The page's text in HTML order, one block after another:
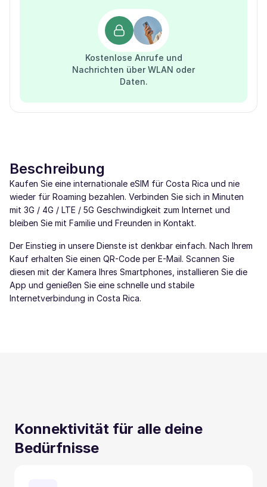
Kostenlose Anrufe und
Nachrichten über WLAN oder
Daten.
Beschreibung
Kaufen Sie eine internationale eSIM für Costa Rica und nie
wieder für Roaming bezahlen. Verbinden Sie sich in Minuten
mit 3G / 4G / LTE / 5G Geschwindigkeit zum Internet und
bleiben Sie mit Familie und Freunden in Kontakt.
Der Einstieg in unsere Dienste ist denkbar einfach. Nach Ihrem
Kauf erhalten Sie einen QR-Code per E-Mail. Scannen Sie
diesen mit der Kamera Ihres Smartphones, installieren Sie die
App und genießen Sie eine schnelle und stabile
Internetverbindung in Costa Rica.
Konnektivität für alle deine
Bedürfnisse